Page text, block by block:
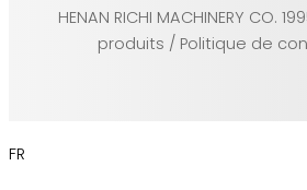
HENAN RICHI MACHINERY CO.
produits / Politique de
FR